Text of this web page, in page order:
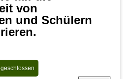
von
und Schülern